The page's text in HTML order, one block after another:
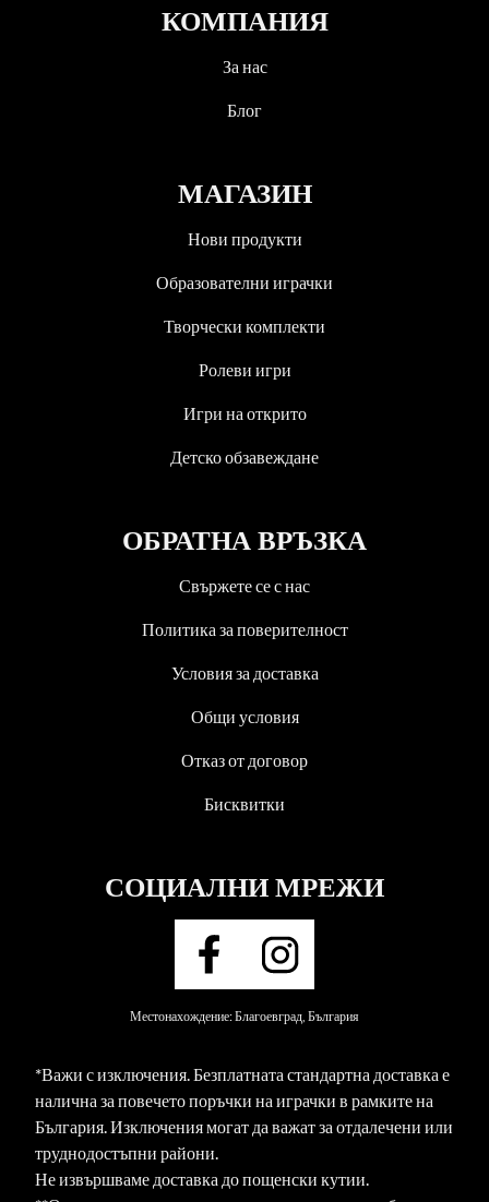
КОМПАНИЯ
За нас
Блог
МАГАЗИН
Нови продукти
Образователни играчки
Творчески комплекти
Ролеви игри
Игри на открито
Детско обзавеждане
ОБРАТНА ВРЪЗКА
Свържете се с нас
Политика за поверителност
Условия за доставка
Общи условия
Отказ от договор
Бисквитки
СОЦИАЛНИ МРЕЖИ
Местонахождение: Благоевград, България
*Важи с изключения. Безплатната стандартна доставка е
налична за повечето поръчки на играчки в рамките на
България. Изключения могат да важат за отдалечени или
труднодостъпни райони.
Не извършваме доставка до пощенски кутии.